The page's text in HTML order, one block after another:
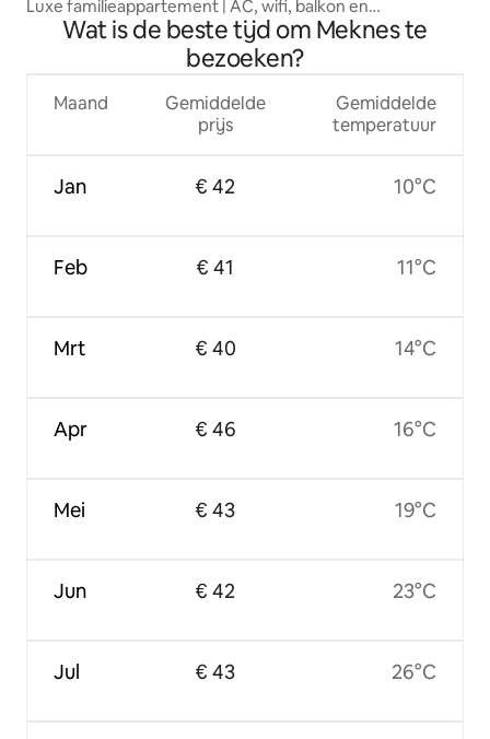
Luxe familieappartement | AC, wifi, balkon en
parkeergelegenheid
Wat is de beste tijd om Meknes te
bezoeken?
Maand
Jan
Feb
Mrt
Apr
Mei
Jun
Jul
Gemiddelde
prijs
€ 42
€ 41
€ 40
€ 46
€ 43
€ 42
€ 43
Gemiddelde
temperatuur
10°C
11°C
14°C
16°C
19°C
23°C
26°C